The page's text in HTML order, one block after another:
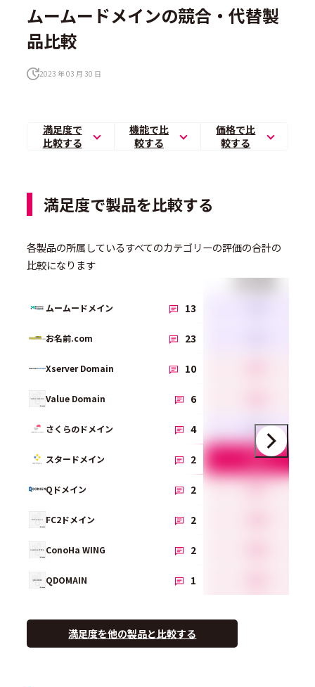
ムームードメインの競合・代替製
品比較
2023 年 03 月 30 日
満足度で
比較する
機能で比
較する
価格で比
較する
満足度で製品を比較する
各製品の所属しているすべてのカテゴリーの評価の合計の
比較になります
ムームードメイン
13
お名前.com 23
Xserver Domain 10
Value Domain 6
さくらのドメイン 4 3.9
スタードメイン 2 5.0
Qドメイン 2 4.7
FC2ドメイン 2
ConoHa WING 2
QDOMAIN 1
満足度を他の製品と比較する